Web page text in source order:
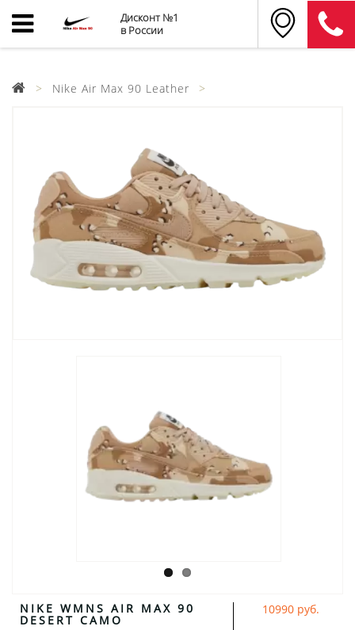
Дисконт №1
в России
Nike Air Max 90 Leather
NIKE WMNS AIR MAX 90
DESERT CAMO
10990 руб.